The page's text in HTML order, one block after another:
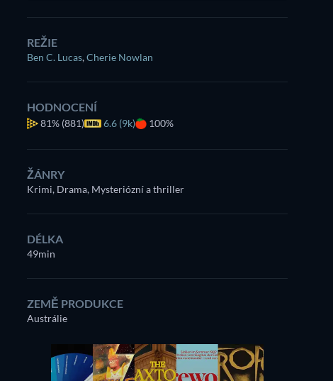
REŽIE
Ben C. Lucas,Cherie Nowlan
HODNOCENÍ
81% (881) 6.6 (9k) 100%
ŽÁNRY
Krimi, Drama, Mysteriózní a thriller
DÉLKA
49min
ZEMĚ PRODUKCE
Austrálie